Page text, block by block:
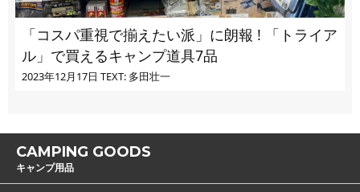
「コスパ重視で揃えたい派」に朗報 ! 「トライア
ル」で買えるキャンプ道具7品
2023年12月17日 TEXT: 多田壮一
CAMPING GOODS
キャンプ用品